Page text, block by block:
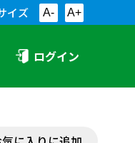
イズ A- A+
ログイン